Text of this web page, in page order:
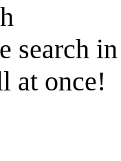
search
at once!